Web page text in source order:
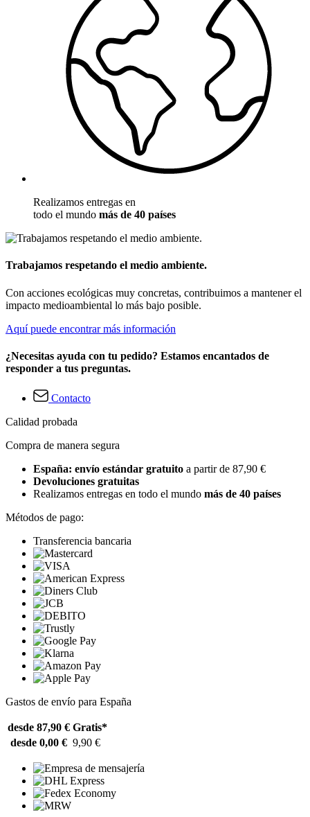
Realizamos entregas en
todo el mundo más de 40 países
Trabajamos respetando el medio ambiente.
Con acciones ecológicas muy concretas, contribuimos a mantener el
impacto medioambiental lo más bajo posible.
Aquí puede encontrar más información
¿Necesitas ayuda con tu pedido? Estamos encantados de
responder a tus preguntas.
Contacto
Calidad probada
Compra de manera segura
España: envío estándar gratuito a partir de 87,90 €
Devoluciones gratuitas
Realizamos entregas en todo el mundo más de 40 países
Métodos de pago:
Transferencia bancaria
Gastos de envío para España
desde 87,90 € Gratis*
desde 0,00 € 9,90 €